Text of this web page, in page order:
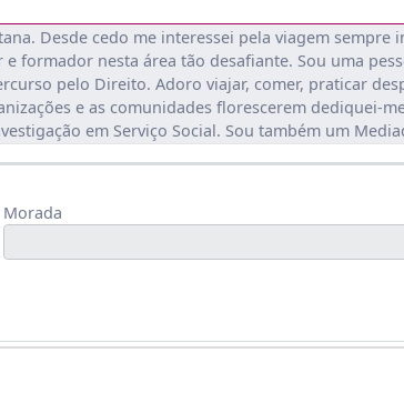
Desde cedo me interessei pela viagem sempre
formador nesta área tão desafiante. Sou uma
pelo Direito. Adoro viajar, comer, praticar
e as comunidades florescerem dediquei-
em Serviço Social. Sou também um
Morada